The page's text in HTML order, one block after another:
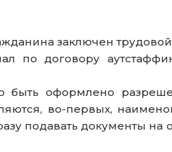
заключен
по договору
быть оформлено
во-первых,
подавать документы